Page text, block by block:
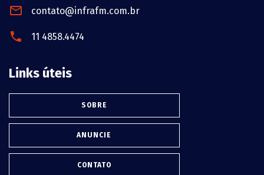
contato@infrafm.com.br
11 4858.4474
Links úteis
SOBRE
ANUNCIE
CONTATO